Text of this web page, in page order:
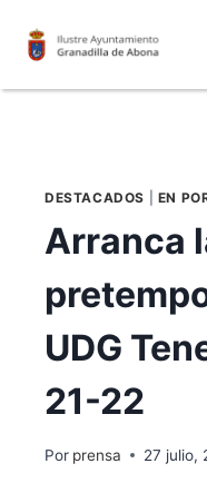
DESTACADOS EN
Arranca
UDG
21-22
Por prensa 27 julio,